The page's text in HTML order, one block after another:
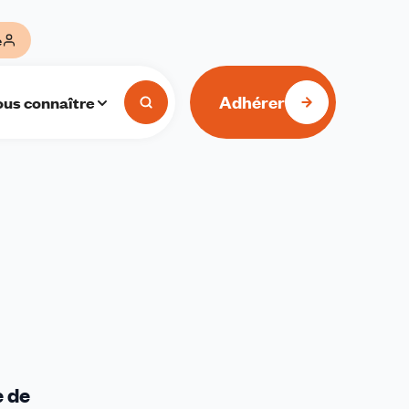
connaître Adhérer
de